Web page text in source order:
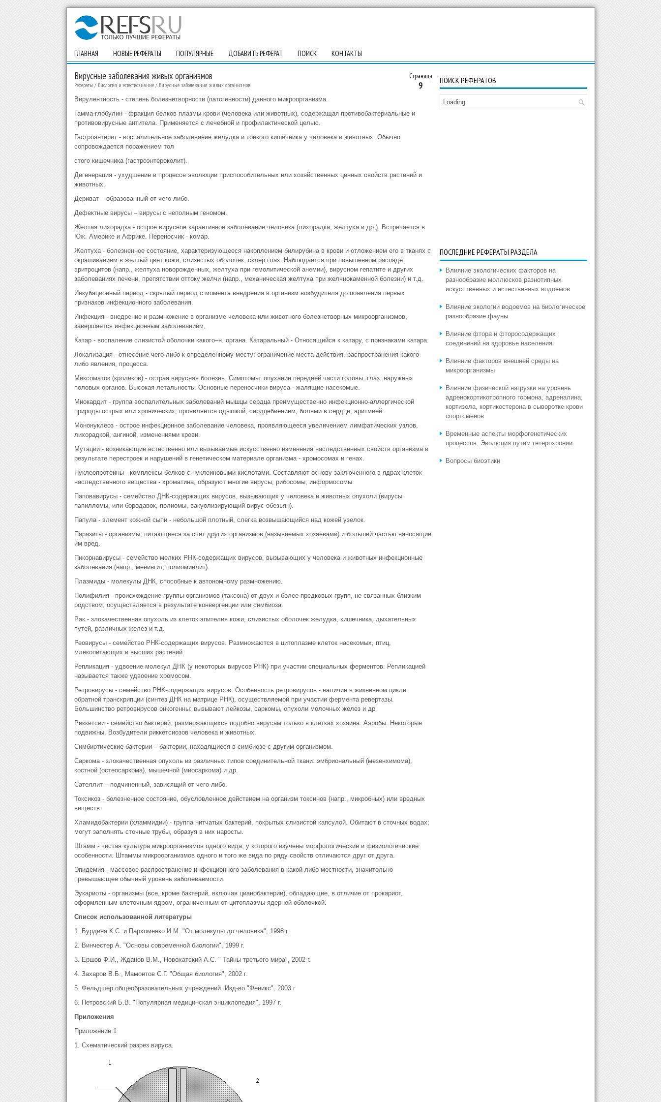
ГЛАВНАЯ НОВЫЕ РЕФЕРАТЫ ПОПУЛЯРНЫЕ ДОБАВИТЬ РЕФЕРАТ ПОИСК КОНТАКТЫ
Страница
9
Вирусные заболевания живых организмов
Рефераты / Биология и естествознание/ Вирусные заболевания живых организмов
Вирулентность - степень болезнетворности (патогенности) данного микроорганизма.
Гамма-глобулин - фракция белков плазмы крови (человека или животных), содержащая противобактериальные и
противовирусные антитела. Применяется с лечебной и профилактической целью.
Гастроэнтерит - воспалительное заболевание желудка и тонкого кишечника у человека и животных. Обычно
сопровождается поражением тол
стого кишечника (гастроэнтероколит).
Дегенерация - ухудшение в процессе эволюции приспособительных или хозяйственных ценных свойств растений и
животных.
Дериват – образованный от чего-либо.
Дефектные вирусы – вирусы с неполным геномом.
Желтая лихорадка - острое вирусное карантинное заболевание человека (лихорадка, желтуха и др.). Встречается в
Юж. Америке и Африке. Переносчик - комар.
Желтуха - болезненное состояние, характеризующееся накоплением билирубина в крови и отложением его в тканях с
окрашиванием в желтый цвет кожи, слизистых оболочек, склер глаз. Наблюдается при повышенном распаде
эритроцитов (напр., желтуха новорожденных, желтуха при гемолитической анемии), вирусном гепатите и других
заболеваниях печени, препятствии оттоку желчи (напр., механическая желтуха при желчнокаменной болезни) и т.д.
Инкубационный период - скрытый период с момента внедрения в организм возбудителя до появления первых
признаков инфекционного заболевания.
Инфекция - внедрение и размножение в организме человека или животного болезнетворных микроорганизмов,
завершается инфекционным заболеванием,
Катар - воспаление слизистой оболочки какого–н. органа. Катаральный - Относящийся к катару, с признаками катара.
Локализация - отнесение чего-либо к определенному месту; ограничение места действия, распространения какого-
либо явления, процесса.
Миксоматоз (кроликов) - острая вирусная болезнь. Симптомы: опухание передней части головы, глаз, наружных
половых органов. Высокая летальность. Основные переносчики вируса - жалящие насекомые.
Миокардит - группа воспалительных заболеваний мышцы сердца преимущественно инфекционно-аллергической
природы острых или хронических; проявляется одышкой, сердцебиением, болями в сердце, аритмией.
Мононуклеоз - острое инфекционное заболевание человека, проявляющееся увеличением лимфатических узлов,
лихорадкой, ангиной, изменениями крови.
Мутации - возникающие естественно или вызываемые искусственно изменения наследственных свойств организма в
результате перестроек и нарушений в генетическом материале организма - хромосомах и генах.
Нуклеопротеины - комплексы белков с нуклеиновыми кислотами. Составляют основу заключенного в ядрах клеток
наследственного вещества - хроматина, образуют многие вирусы, рибосомы, информосомы.
Паповавирусы - семейство ДНК-содержащих вирусов, вызывающих у человека и животных опухоли (вирусы
папилломы, или бородавок, полиомы, вакуолизирующий вирус обезьян).
Папула - элемент кожной сыпи - небольшой плотный, слегка возвышающийся над кожей узелок.
Паразиты - организмы, питающиеся за счет других организмов (называемых хозяевами) и большей частью наносящие
им вред.
Пикорнавирусы - семейство мелких РНК-содержащих вирусов, вызывающих у человека и животных инфекционные
заболевания (напр., менингит, полиомиелит).
Плазмиды - молекулы ДНК, способные к автономному размножению.
Полифилия - происхождение группы организмов (таксона) от двух и более предковых групп, не связанных близким
родством; осуществляется в результате конвергенции или симбиоза.
Рак - злокачественная опухоль из клеток эпителия кожи, слизистых оболочек желудка, кишечника, дыхательных
путей, различных желез и т.д.
Реовирусы - семейство РНК-содержащих вирусов. Размножаются в цитоплазме клеток насекомых, птиц,
млекопитающих и высших растений.
Репликация - удвоение молекул ДНК (у некоторых вирусов РНК) при участии специальных ферментов. Репликацией
называется также удвоение хромосом.
Ретровирусы - семейство РНК-содержащих вирусов. Особенность ретровирусов - наличие в жизненном цикле
обратной транскрипции (синтез ДНК на матрице РНК), осуществляемой при участии фермента ревертазы.
Большинство ретровирусов онкогенны: вызывают лейкозы, саркомы, опухоли молочных желез и др.
Риккетсии - семейство бактерий, размножающихся подобно вирусам только в клетках хозяина. Аэробы. Некоторые
подвижны. Возбудители риккетсиозов человека и животных.
Симбиотические бактерии – бактерии, находящиеся в симбиозе с другим организмом.
Саркома - злокачественная опухоль из различных типов соединительной ткани: эмбриональный (мезенхимома),
костной (остеосаркома), мышечной (миосаркома) и др.
Сателлит – подчиненный, зависящий от чего-либо.
Токсикоз - болезненное состояние, обусловленное действием на организм токсинов (напр., микробных) или вредных
веществ.
Хламидобактерии (хламмидии) - группа нитчатых бактерий, покрытых слизистой капсулой. Обитают в сточных водах;
могут заполнять сточные трубы, образуя в них наросты.
Штамм - чистая культура микроорганизмов одного вида, у которого изучены морфологические и физиологические
особенности. Штаммы микроорганизмов одного и того же вида по ряду свойств отличаются друг от друга.
Эпидемия - массовое распространение инфекционного заболевания в какой-либо местности, значительно
превышающее обычный уровень заболеваемости.
Эукариоты - организмы (все, кроме бактерий, включая цианобактерии), обладающие, в отличие от прокариот,
оформленным клеточным ядром, ограниченным от цитоплазмы ядерной оболочкой.
Список использованной литературы
1. Бурдина К.С. и Пархоменко И.М. "От молекулы до человека", 1998 г.
2. Винчестер А. "Основы современной биологии", 1999 г.
3. Ершов Ф.И., Жданов В.М., Новохатский А.С. " Тайны третьего мира", 2002 г.
4. Захаров В.Б., Мамонтов С.Г. "Общая биология", 2002 г.
5. Фельдшер общеобразовательных учреждений. Изд-во "Феникс", 2003 г
6. Петровский Б.В. "Популярная медицинская энциклопедия", 1997 г.
Приложения
Приложение 1
1. Схематический разрез вируса.
ПОИСК РЕФЕРАТОВ
Loading
ПОСЛЕДНИЕ РЕФЕРАТЫ РАЗДЕЛА
Влияние экологических факторов на
разнообразие моллюсков разнотипных
искусственных и естественных водоемов
Влияние экологии водоемов на биологическое
разнообразие фауны
Влияние фтора и фторосодержащих
соединений на здоровье населения
Влияние факторов внешней среды на
микроорганизмы
Влияние физической нагрузки на уровень
адренокортикотропного гормона, адреналина,
кортизола, кортикостерона в сыворотке крови
спортсменов
Временные аспекты морфогенетических
процессов. Эволюция путем гетерохронии
Вопросы биоэтики